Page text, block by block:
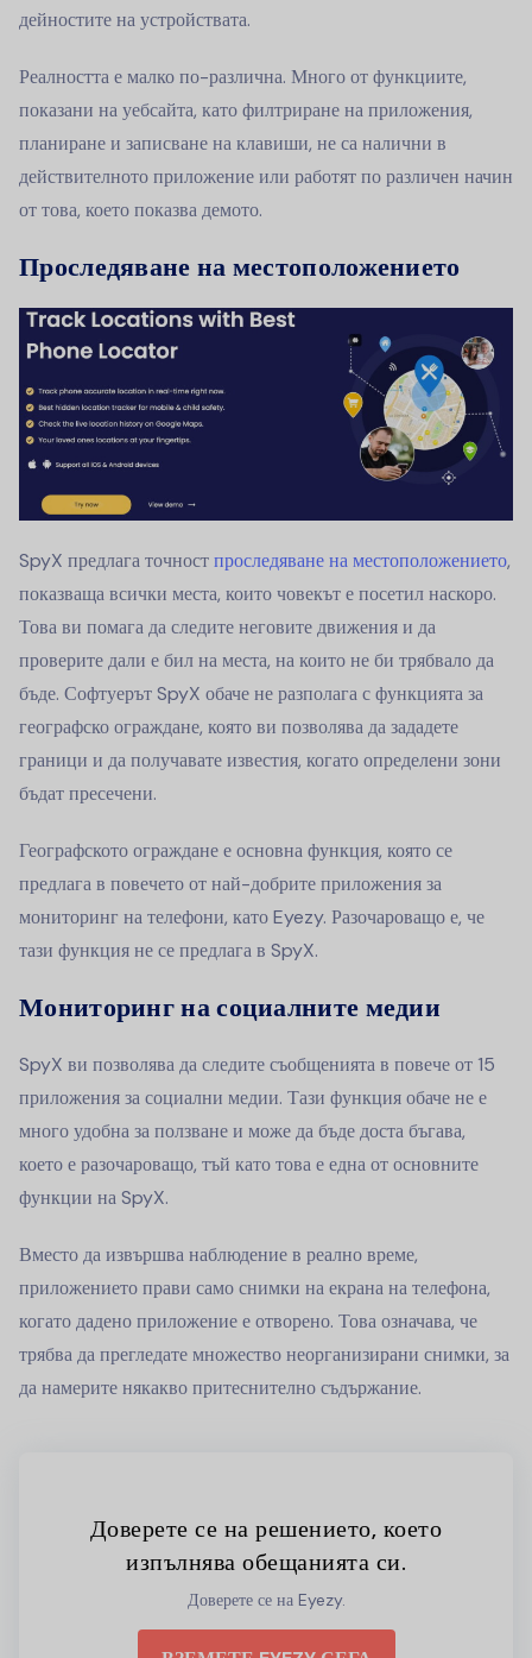
дейностите на устройствата.
Реалността е малко по-различна. Много от функциите,
показани на уебсайта, като филтриране на приложения,
планиране и записване на клавиши, не са налични в
действителното приложение или работят по различен начин
от това, което показва демото.
Проследяване на местоположението
SpyX предлага точностпроследяване на местоположението,
показваща всички места, които човекът е посетил наскоро.
Това ви помага да следите неговите движения и да
проверите дали е бил на места, на които не би трябвало да
бъде. Софтуерът SpyX обаче не разполага с функцията за
географско ограждане, която ви позволява да зададете
граници и да получавате известия, когато определени зони
бъдат пресечени.
Географското ограждане е основна функция, която се
предлага в повечето от най-добрите приложения за
мониторинг на телефони, като Eyezy. Разочароващо е, че
тази функция не се предлага в SpyX.
Мониторинг на социалните медии
SpyX ви позволява да следите съобщенията в повече от 15
приложения за социални медии. Тази функция обаче не е
много удобна за ползване и може да бъде доста бъгава,
което е разочароващо, тъй като това е една от основните
функции на SpyX.
Вместо да извършва наблюдение в реално време,
приложението прави само снимки на екрана на телефона,
когато дадено приложение е отворено. Това означава, че
трябва да прегледате множество неорганизирани снимки, за
да намерите някакво притеснително съдържание.
Доверете се на решението, което
изпълнява обещанията си.
Доверете се на Eyezy.